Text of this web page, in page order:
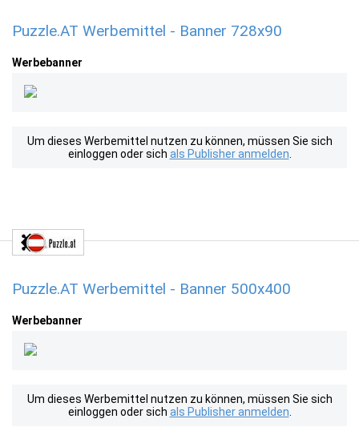
Puzzle.AT Werbemittel - Banner 728x90
Werbebanner
Um dieses Werbemittel nutzen zu können, müssen Sie sich
einloggen oder sich als Publisher anmelden
Puzzle.AT Werbemittel - Banner 500x400
Werbebanner
Um dieses Werbemittel nutzen zu können, müssen Sie sich
einloggen oder sich als Publisher anmelden